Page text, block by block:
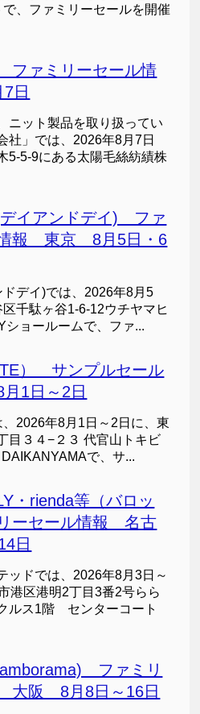
、ファミリーセールを開催
ファミリーセール情
日
ニット製品を取り扱ってい
社」では、2026年8月7日
5-5-9にある太陽毛絲紡績株
デイアンドデイ) ファ
情報 東京 8月5日・6
デイ)では、2026年8月5
千駄ヶ谷1-6-12ウチヤマヒ
ョールームで、ファ...
） サンプルセール
1日～2日
2026年8月1日～2日に、東
目３４−２３ 代官山トキビ
で、サ...
・rienda等（バロッ
ーセール情報 名古
日
ッドでは、2026年8月3日～
港区港明2丁目3番2号らら
ルス1階 センターコート
ファミリ
大阪 8月8日～16日